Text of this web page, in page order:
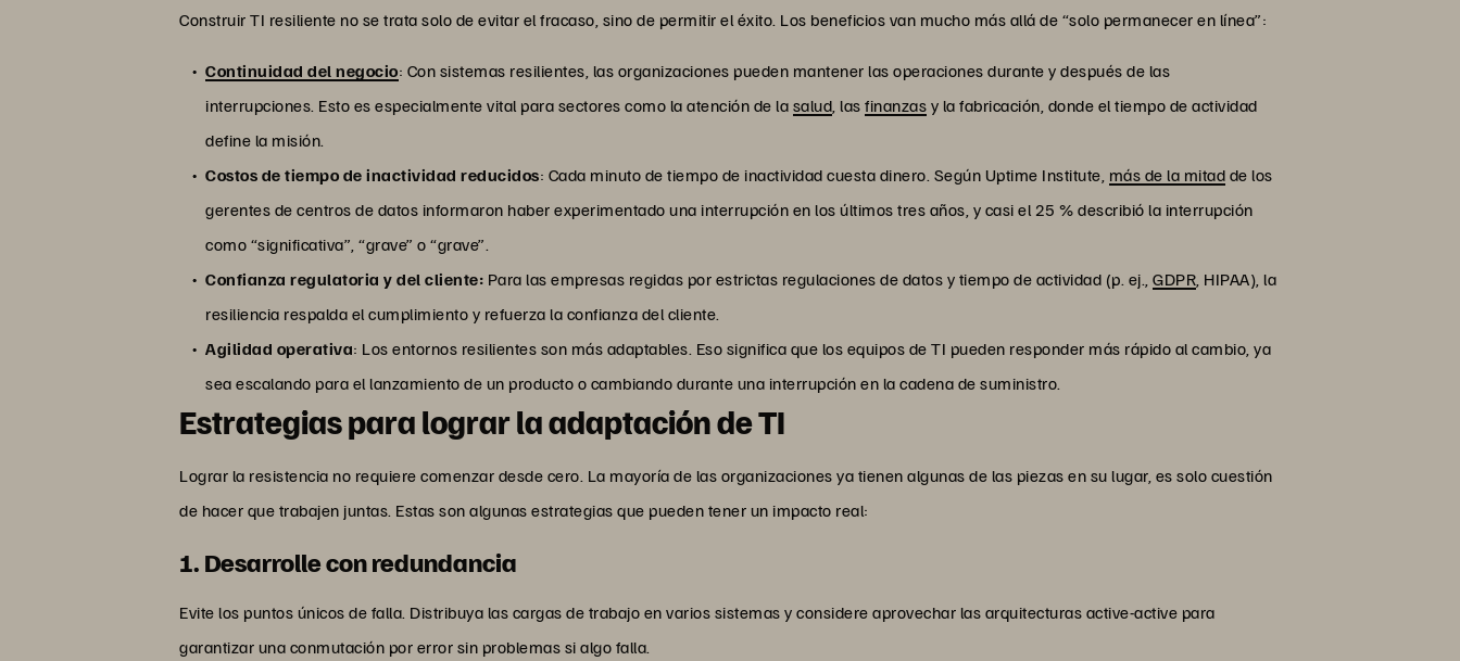
Construir TI resiliente no se trata solo de evitar el fracaso, sino de permitir el éxito. Los beneficios van mucho más allá de “solo permanecer en línea”:
Continuidad del negocio: Con sistemas resilientes, las organizaciones pueden mantener las operaciones durante y después de las
interrupciones. Esto es especialmente vital para sectores como la atención de la salud , lasfinanzas y la fabricación, donde el tiempo de actividad
define la misión.
Costos de tiempo de inactividad reducidos: Cada minuto de tiempo de inactividad cuesta dinero. Según Uptime Institute, más de la mitad de los
gerentes de centros de datos informaron haber experimentado una interrupción en los últimos tres años, y casi el 25 % describió la interrupción
como “significativa”, “grave” o “grave”.
Confianza regulatoria y del cliente: Para las empresas regidas por estrictas regulaciones de datos y tiempo de actividad (p. ej.,GDPR , HIPAA), la
resiliencia respalda el cumplimiento y refuerza la confianza del cliente.
Agilidad operativa: Los entornos resilientes son más adaptables. Eso significa que los equipos de TI pueden responder más rápido al cambio, ya
sea escalando para el lanzamiento de un producto o cambiando durante una interrupción en la cadena de suministro.
Estrategias para lograr la adaptación de TI
Lograr la resistencia no requiere comenzar desde cero. La mayoría de las organizaciones ya tienen algunas de las piezas en su lugar, es solo cuestión
de hacer que trabajen juntas. Estas son algunas estrategias que pueden tener un impacto real:
1. Desarrolle con redundancia
Evite los puntos únicos de falla. Distribuya las cargas de trabajo en varios sistemas y considere aprovechar las arquitecturas active-active para
garantizar una conmutación por error sin problemas si algo falla.